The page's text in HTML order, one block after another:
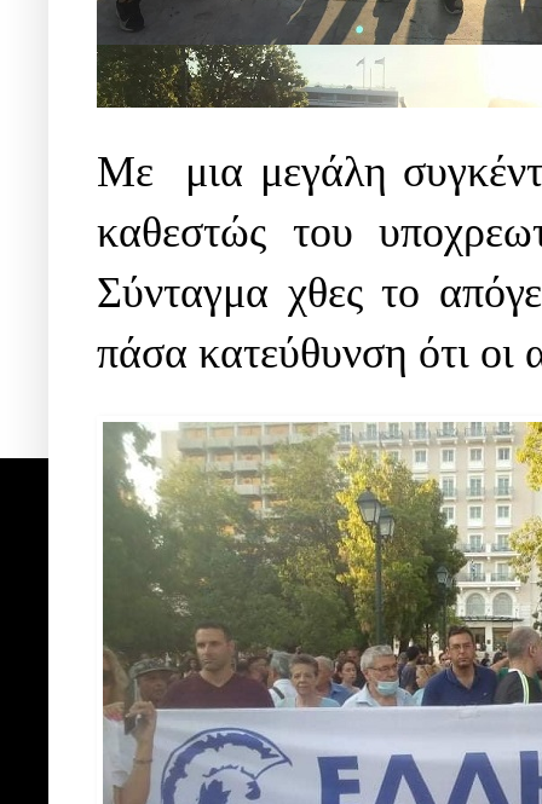
Με μια μεγάλη
καθεστώς του
Σύνταγμα χθες το
πάσα κατεύθυνση ότι οι